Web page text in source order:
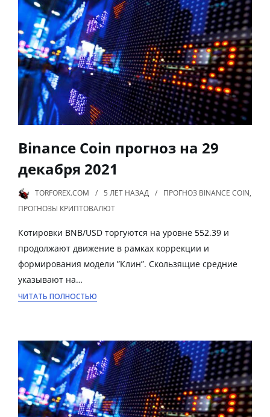
Binance Coin прогноз на 29
декабря 2021
TORFOREX.COM 5 ЛЕТ НАЗАД ПРОГНОЗ BINANCE COIN,
ПРОГНОЗЫ КРИПТОВАЛЮТ
Котировки BNB/USD торгуются на уровне 552.39 и
продолжают движение в рамках коррекции и
формирования модели ”Клин”. Скользящие средние
указывают на…
ЧИТАТЬ ПОЛНОСТЬЮ